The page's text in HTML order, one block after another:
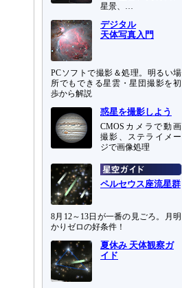
星景、…
デジタル
天体写真入門
PCソフトで撮影＆処理。明るい場
所でもできる星雲・星団撮影を初
歩から解説
惑星を撮影しよう
CMOSカメラで動画
撮影、ステライメー
ジで画像処理
ペルセウス座流星群
8月12～13日が一番の見ごろ。月明
かりゼロの好条件！
夏休み 天体観察ガ
イド